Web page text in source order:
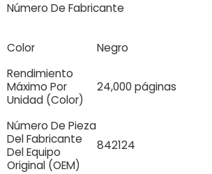
Número De Fabricante
Color
Negro
Rendimiento
Máximo Por
Unidad (Color)
24,000 páginas
Número De Pieza
Del Fabricante
Del Equipo
Original (OEM)
842124